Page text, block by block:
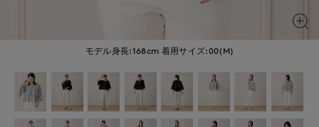
モデル身長:168cm 着用サイズ:00(M)